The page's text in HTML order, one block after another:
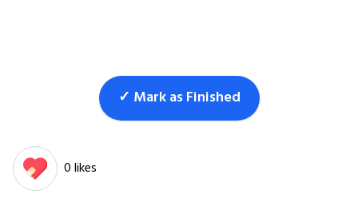
✓ Mark as Finished
0 likes